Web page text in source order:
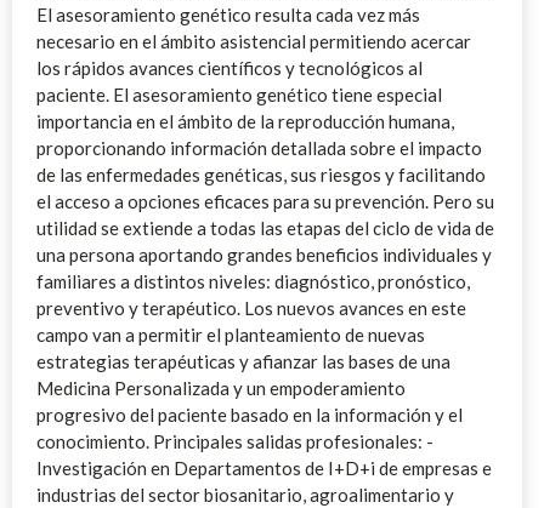
El asesoramiento genético resulta cada vez más
necesario en el ámbito asistencial permitiendo acercar
los rápidos avances científicos y tecnológicos al
paciente. El asesoramiento genético tiene especial
importancia en el ámbito de la reproducción humana,
proporcionando información detallada sobre el impacto
de las enfermedades genéticas, sus riesgos y facilitando
el acceso a opciones eficaces para su prevención. Pero su
utilidad se extiende a todas las etapas del ciclo de vida de
una persona aportando grandes beneficios individuales y
familiares a distintos niveles: diagnóstico, pronóstico,
preventivo y terapéutico. Los nuevos avances en este
campo van a permitir el planteamiento de nuevas
estrategias terapéuticas y afianzar las bases de una
Medicina Personalizada y un empoderamiento
progresivo del paciente basado en la información y el
conocimiento. Principales salidas profesionales: -
Investigación en Departamentos de I+D+i de empresas e
industrias del sector biosanitario, agroalimentario y